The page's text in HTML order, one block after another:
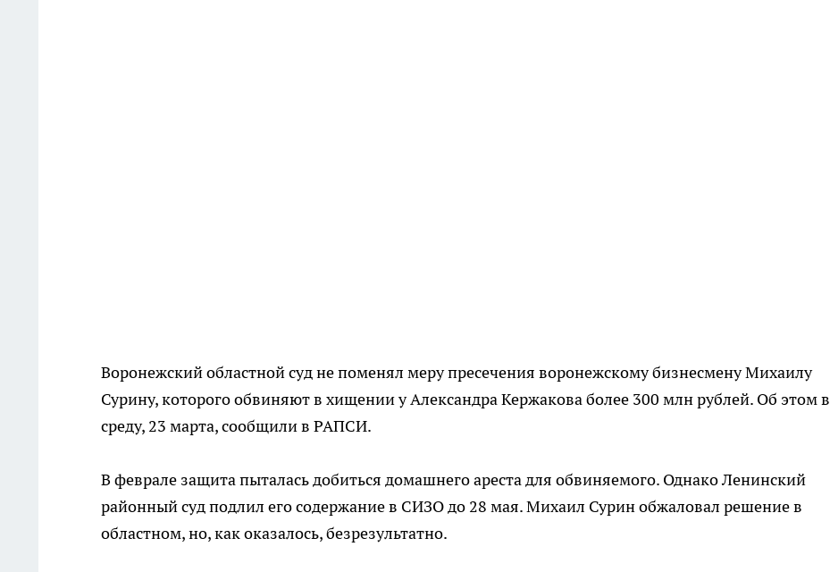
Воронежский областной суд не поменял меру пресечения воронежскому бизнесмену Михаилу
Сурину, которого обвиняют в хищении у Александра Кержакова более 300 млн рублей. Об этом в
среду, 23 марта, сообщили в РАПСИ.
В феврале защита пыталась добиться домашнего ареста для обвиняемого. Однако Ленинский
районный суд подлил его содержание в СИЗО до 28 мая. Михаил Сурин обжаловал решение в
областном, но, как оказалось, безрезультатно.